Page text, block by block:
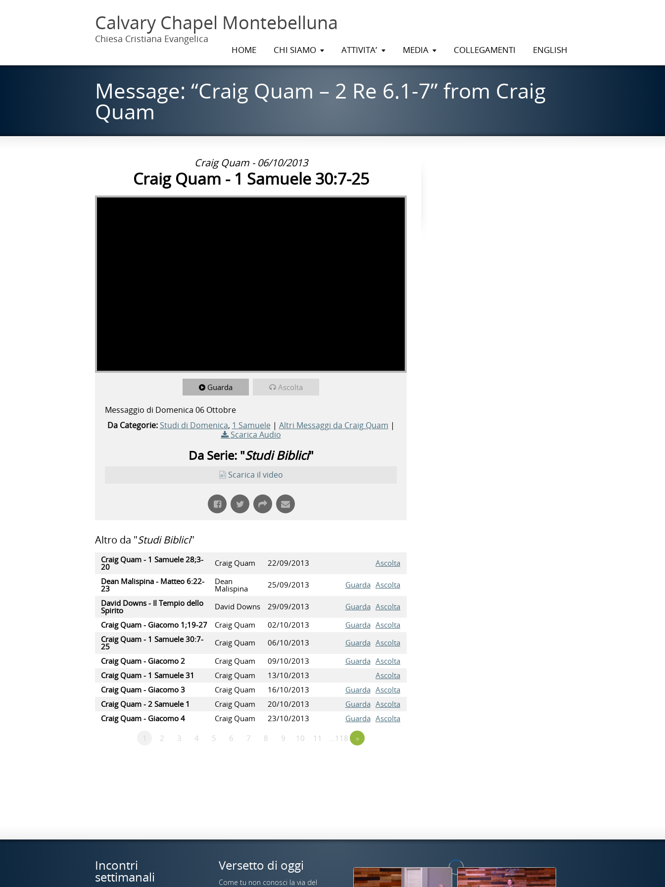
Calvary Chapel Montebelluna
Chiesa Cristiana Evangelica
HOME CHI SIAMO ATTIVITA’ MEDIA COLLEGAMENTI ENGLISH
Message: “Craig Quam – 2 Re 6.1-7” from Craig
Quam
Craig Quam - 06/10/2013
Craig Quam - 1 Samuele 30:7-25
Guarda Ascolta
Messaggio di Domenica 06 Ottobre
Da Categorie: Studi di Domenica, 1 Samuele | Altri Messaggi da Craig Quam |
Scarica Audio
Da Serie: "Studi Biblici"
Scarica il video
Altro da "Studi Biblici"
Craig Quam - 1 Samuele 28;3-
20 Craig Quam 22/09/2013
Ascolta
Dean Malispina - Matteo 6:22-
23
Dean
Malispina 25/09/2013 Guarda Ascolta
David Downs - Il Tempio dello
Spirito David Downs 29/09/2013 Guarda Ascolta
Craig Quam - Giacomo 1;19-27
Craig Quam 02/10/2013 Guarda Ascolta
Craig Quam - 1 Samuele 30:7-
25 Craig Quam 06/10/2013 Guarda Ascolta
Craig Quam - Giacomo 2
Craig Quam 09/10/2013 Guarda Ascolta
Craig Quam - 1 Samuele 31
Craig Quam 13/10/2013
Ascolta
Craig Quam - Giacomo 3
Craig Quam 16/10/2013 Guarda Ascolta
Craig Quam - 2 Samuele 1
Craig Quam 20/10/2013 Guarda Ascolta
Craig Quam - Giacomo 4
Craig Quam 23/10/2013 Guarda Ascolta
1
2 3 4 5 6 7 8 9 10 11 …118 »
Incontri
settimanali
Versetto di oggi
Come tu non conosci la via del